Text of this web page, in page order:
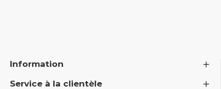
Information
Service à la clientèle